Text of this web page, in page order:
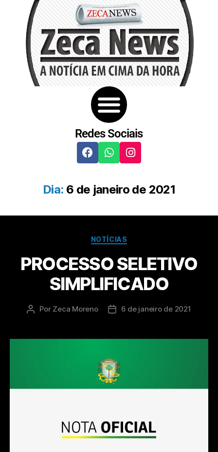
Redes Sociais
Dia: 6 de janeiro de 2021
NOTÍCIAS
PROCESSO SELETIVO
SIMPLIFICADO
Por Zeca Moreno 6 de janeiro de 2021